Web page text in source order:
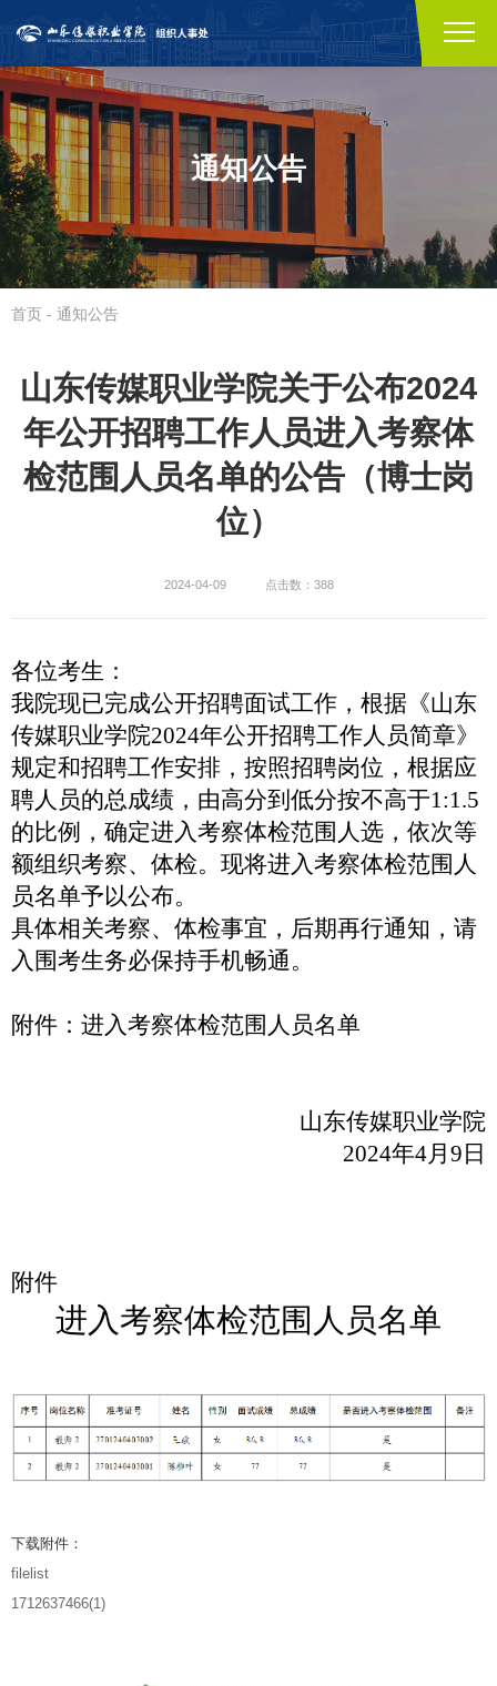
通知公告
首页 - 通知公告
山东传媒职业学院关于公布2024
年公开招聘工作人员进入考察体
检范围人员名单的公告（博士岗
位）
2024-04-09 点击数：388
各位考生：
我院现已完成公开招聘面试工作，根据《山东
传媒职业学院2024年公开招聘工作人员简章》
规定和招聘工作安排，按照招聘岗位，根据应
聘人员的总成绩，由高分到低分按不高于1:1.5
的比例，确定进入考察体检范围人选，依次等
额组织考察、体检。现将进入考察体检范围人
员名单予以公布。
具体相关考察、体检事宜，后期再行通知，请
入围考生务必保持手机畅通。
附件：进入考察体检范围人员名单
山东传媒职业学院
2024年4月9日
附件
进入考察体检范围人员名单
下载附件：
filelist
1712637466(1)